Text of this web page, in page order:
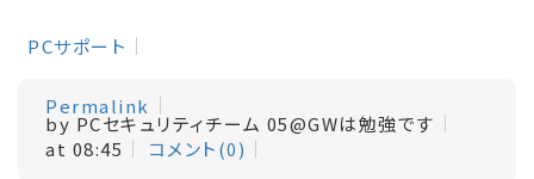
PCサポート
Permalink
by PCセキュリティチーム 05@GWは勉強です
at 08:45
コメント(0)